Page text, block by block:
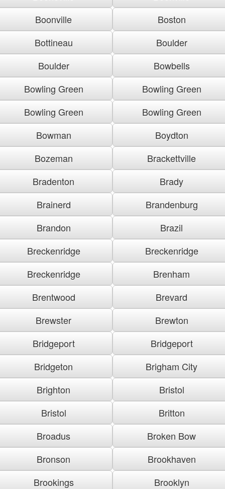
Boonville
Boston
Bottineau
Boulder
Boulder
Bowbells
Bowling Green
Bowling Green
Bowling Green
Bowling Green
Bowman
Boydton
Bozeman
Brackettville
Bradenton
Brady
Brainerd
Brandenburg
Brandon
Brazil
Breckenridge
Breckenridge
Breckenridge
Brenham
Brentwood
Brevard
Brewster
Brewton
Bridgeport
Bridgeport
Bridgeton
Brigham City
Brighton
Bristol
Bristol
Britton
Broadus
Broken Bow
Bronson
Brookhaven
Brookings
Brooklyn